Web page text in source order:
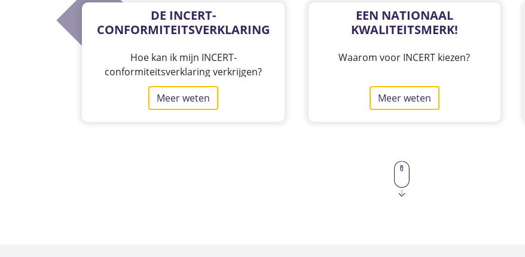
DE INCERT-
CONFORMITEITSVERKLARING
Hoe kan ik mijn INCERT-
conformiteitsverklaring verkrijgen?
Meer weten
EEN NATIONAAL
KWALITEITSMERK!
Waarom voor INCERT kiezen?
Meer weten